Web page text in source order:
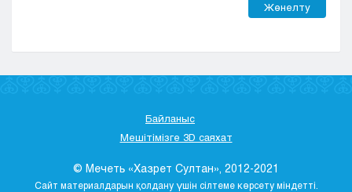
Жөнелту
Байланыс
Мешітімізге 3D саяхат
© Мечеть «Хазрет Султан», 2012-2021
Сайт материалдарын қолдану үшін сілтеме көрсету міндетті.